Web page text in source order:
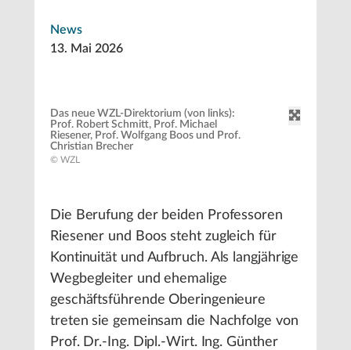
News
13. Mai 2026
Das neue WZL-Direktorium (von links):
Prof. Robert Schmitt, Prof. Michael
Riesener, Prof. Wolfgang Boos und Prof.
Christian Brecher
© WZL
Die Berufung der beiden Professoren
Riesener und Boos steht zugleich für
Kontinuität und Aufbruch. Als langjährige
Wegbegleiter und ehemalige
geschäftsführende Oberingenieure
treten sie gemeinsam die Nachfolge von
Prof. Dr.-Ing. Dipl.-Wirt. Ing. Günther